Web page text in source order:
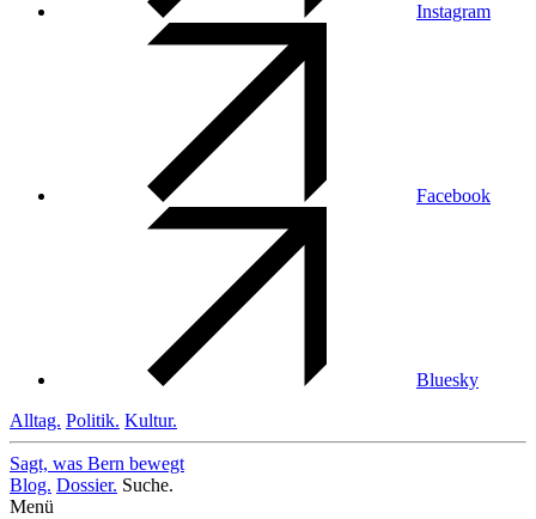
Instagram
Facebook
Bluesky
Alltag. Politik. Kultur.
Sagt, was Bern bewegt
Blog. Dossier. Suche.
Menü